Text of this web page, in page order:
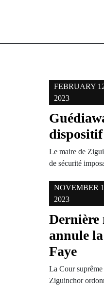
FEBRUARY
2023
Le maire de
de sécurité
NOVEMBER
2023
Dernière
annule
Faye
La Cour
Ziguinchor